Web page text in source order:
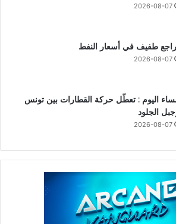
2026-08-07
طفيف في أسعار النفط
2026-08-07
اليوم : تعطّل حركة القطارات بين تونس
الجلود
2026-08-07